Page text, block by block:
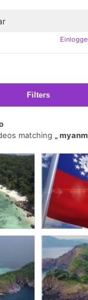
Filters
matching